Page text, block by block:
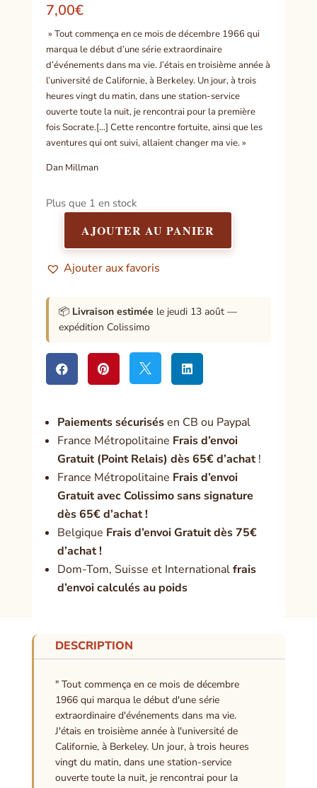
7,00€
» Tout commença en ce mois de décembre 1966 qui
marqua le début d’une série extraordinaire
d’événements dans ma vie. J’étais en troisième année à
l’université de Californie, à Berkeley. Un jour, à trois
heures vingt du matin, dans une station-service
ouverte toute la nuit, je rencontrai pour la première
fois Socrate.[…] Cette rencontre fortuite, ainsi que les
aventures qui ont suivi, allaient changer ma vie. »
Dan Millman
Plus que 1 en stock
quantité
Le
pacifique
AJOUTER AU PANIER
Ajouter aux favoris
📦 Livraison estimée le jeudi 13 août —
expédition Colissimo
   
Paiements sécurisésen CB ou Paypal
France Métropolitaine Frais d’envoi
Gratuit (Point Relais) dès 65€ d’achat!
France Métropolitaine Frais d’envoi
Gratuit avec Colissimo sans signature
dès 65€ d’achat !
Belgique Frais d’envoi Gratuit dès 75€
d’achat !
Dom-Tom, Suisse et Internationalfrais
d’envoi calculés au poids
DESCRIPTION
" Tout commença en ce mois de décembre
1966 qui marqua le début d'une série
extraordinaire d'événements dans ma vie.
J'étais en troisième année à l'université de
Californie, à Berkeley. Un jour, à trois heures
vingt du matin, dans une station-service
ouverte toute la nuit, je rencontrai pour la